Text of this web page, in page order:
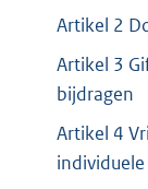
Artikel 2
Artikel 3
bijdragen
Artikel 4